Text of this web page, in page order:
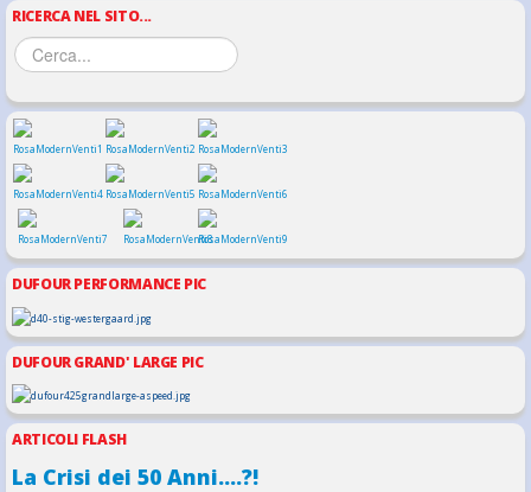
RICERCA NEL SITO...
DUFOUR PERFORMANCE PIC
DUFOUR GRAND' LARGE PIC
ARTICOLI FLASH
La Crisi dei 50 Anni....?!